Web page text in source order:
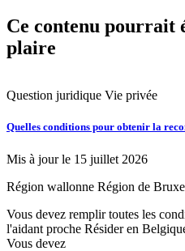
Ce contenu pourrait
plaire
Question juridique Vie privée
Quelles conditions pour obtenir la
Mis à jour le 15 juillet 2026
Région wallonne Région de
Vous devez remplir toutes les
l'aidant proche Résider en
Vous devez